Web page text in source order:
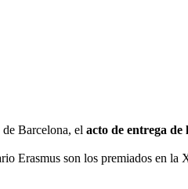
Barcelona, el acto de entrega
Erasmus son los premiados en